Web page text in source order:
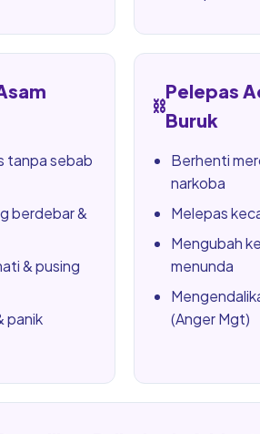
tanpa sebab
berdebar &
& pusing
panik
⛓️
Pelepas
Buruk
Berhenti
narkoba
Melepas
Mengubah
menunda
(Anger Mgt)